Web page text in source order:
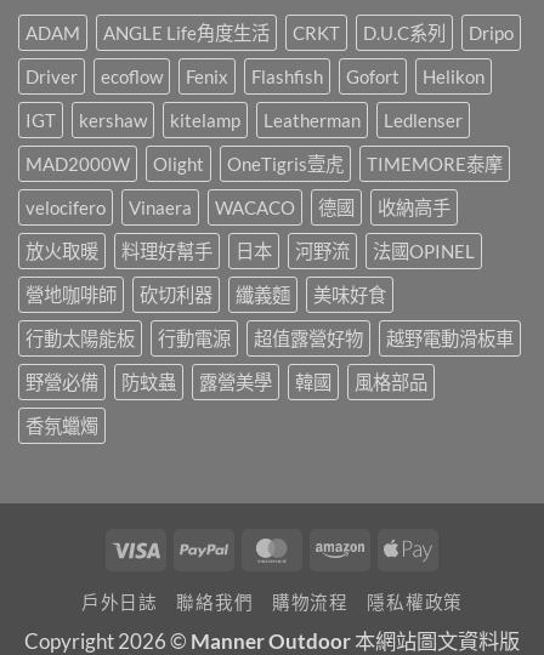
中
這
辦!!!〉
中
燈
式
感，
都
是
靠
這
盞!!!〉
中
處
營
露
營
區，
3
年
間
承
載
了
許
多
人
的
戶
外
回
憶，
山
野
ADAM ANGLE Life角度生活 CRKT D.U.C系列
Dripo
Driver
ecoflow Fenix Flashfish Gofort
Helikon
IGT
kershaw kitelamp Leatherman
Ledlenser
MAD2000W
Olight OneTigris壹虎
TIMEMORE泰摩
velocifero
Vinaera WACACO 德國
收納高手
放火取暖
料理好幫手 日本 河野流
法國OPINEL
營地咖啡師
砍切利器 纖義麵
美味好食
行動太陽能板
行動電源 超值露營好物
越野電動滑板車
野營必備
防蚊蟲 露營美學 韓國
風格部品
香氛蠟燭
Visa PayPal MasterCard
AmazonApple
戶外日誌 聯絡我們 購物流程 隱私權政策
Copyright 2026 © Manner Outdoor本網站圖文資料版